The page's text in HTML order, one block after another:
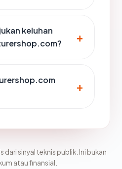
keluhan
sinyal teknis publik. Ini bukan
atau finansial.